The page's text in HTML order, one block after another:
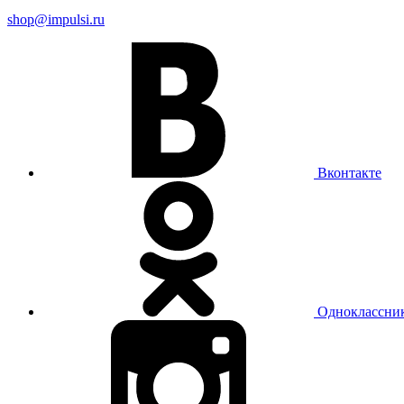
shop@impulsi.ru
Вконтакте